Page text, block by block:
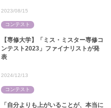
日大法2024】
【専修大学】「ミス・ミスター専修コ
ンテスト2023」ファイナリストが発
表
2023/08/15
コンテスト
「自分よりも上がいることが、本当に
2024/12/13
コンテスト